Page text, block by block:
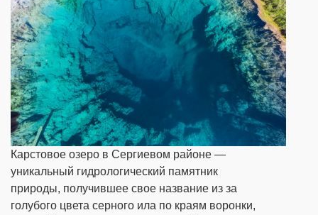
Карстовое озеро в Сергиевом районе —
уникальный гидрологический памятник
природы, получившее свое название из за
голубого цвета серного ила по краям воронки,